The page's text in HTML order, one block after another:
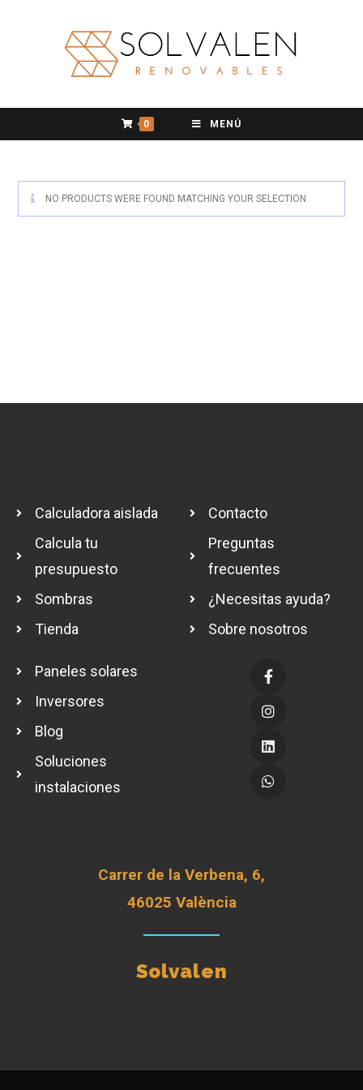
0 MENÚ
NO PRODUCTS WERE FOUND MATCHING YOUR SELECTION.
Calculadora aislada
Calcula tu
presupuesto
Sombras
Tienda
Paneles solares
Inversores
Blog
Soluciones
instalaciones
Contacto
Preguntas
frecuentes
¿Necesitas ayuda?
Sobre nosotros
Carrer de la Verbena, 6,
46025 València
Solvalen